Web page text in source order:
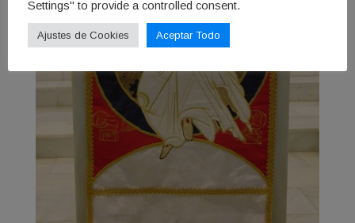
Settings" to provide a controlled consent.
Ajustes de Cookies Aceptar Todo